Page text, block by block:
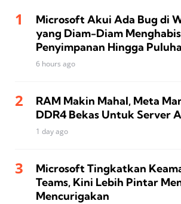
Microsoft Akui Ada Bug di
yang Diam-Diam
Penyimpanan Hingga
6 hours ago
RAM Makin Mahal, Meta
DDR4 Bekas Untuk Server
1 day ago
Microsoft Tingkatkan
Teams, Kini Lebih Pintar
Mencurigakan